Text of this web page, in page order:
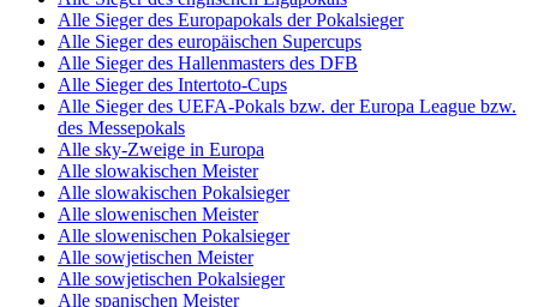
Alle Sieger des Europapokals der Pokalsieger
Alle Sieger des europäischen Supercups
Alle Sieger des Hallenmasters des DFB
Alle Sieger des Intertoto-Cups
Alle Sieger des UEFA-Pokals bzw. der Europa League bzw.
des Messepokals
Alle sky-Zweige in Europa
Alle slowakischen Meister
Alle slowakischen Pokalsieger
Alle slowenischen Meister
Alle slowenischen Pokalsieger
Alle sowjetischen Meister
Alle sowjetischen Pokalsieger
Alle spanischen Meister